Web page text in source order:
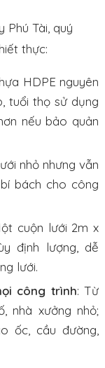
Phú Tài, quý
thực:
HDPE nguyên
tuổi thọ sử dụng
nếu bảo quản
nhỏ nhưng vẫn
bách cho công
cuộn lưới 2m x
định lượng, dễ
lưới.
công trình: Từ
nhà xưởng nhỏ;
ốc, cầu đường,